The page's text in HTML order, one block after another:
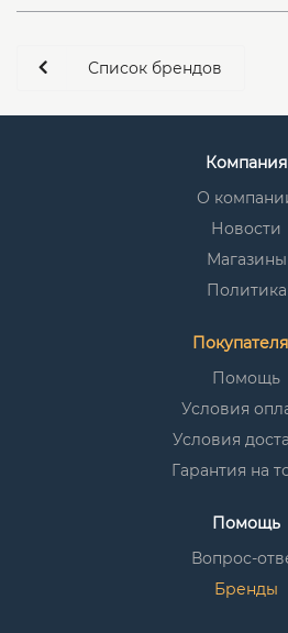
Список брендов
Компания
О
Новости
Магазины
Политика
Помощь
Условия
Условия
Гарантия на
Помощь
Вопрос-
Бренды